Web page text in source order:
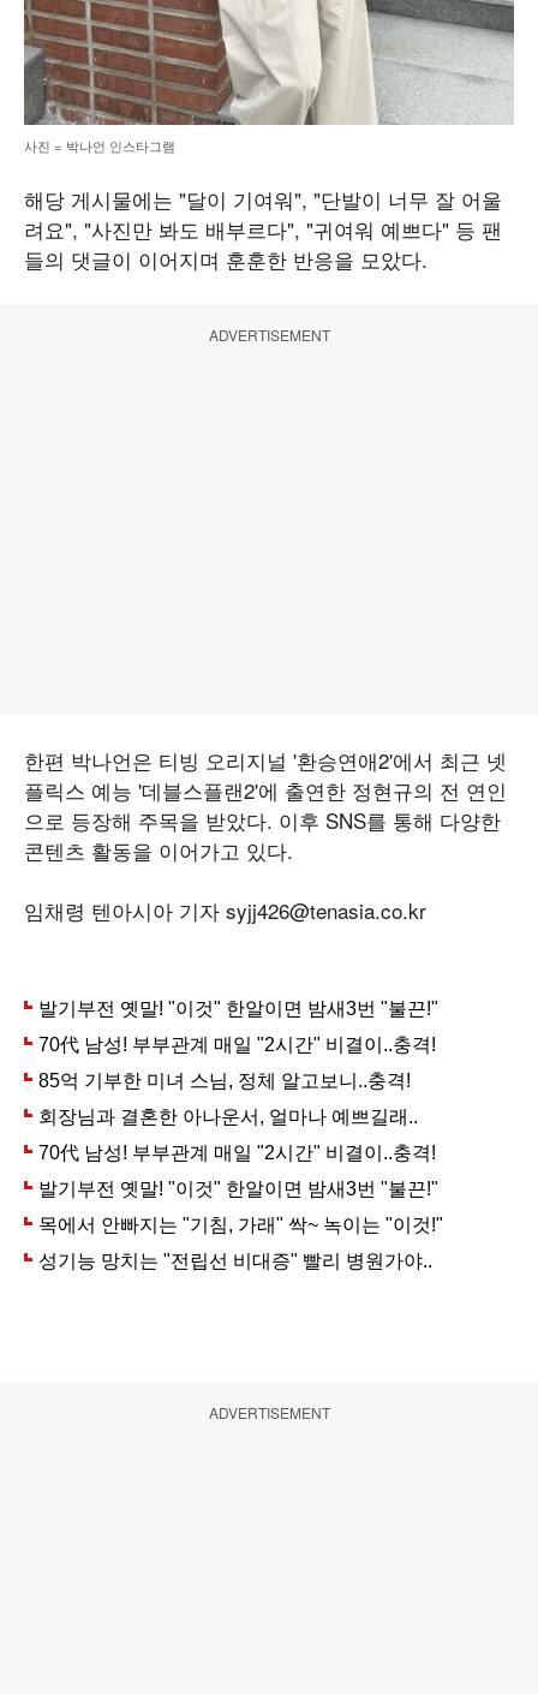
사진 = 박나언 인스타그램
해당 게시물에는 "달이 기여워", "단발이 너무 잘 어울
려요", "사진만 봐도 배부르다", "귀여워 예쁘다" 등 팬
들의 댓글이 이어지며 훈훈한 반응을 모았다.
ADVERTISEMENT
한편 박나언은 티빙 오리지널 '환승연애2'에서 최근 넷
플릭스 예능 '데블스플랜2'에 출연한 정현규의 전 연인
으로 등장해 주목을 받았다. 이후 SNS를 통해 다양한
콘텐츠 활동을 이어가고 있다.
임채령 텐아시아 기자 syjj426@tenasia.co.kr
ADVERTISEMENT